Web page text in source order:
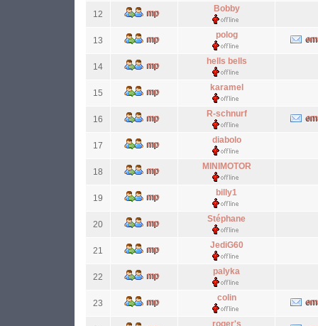
12
Bobby
13
polog
14
hells bells
15
karamel
16
R-schnurf
17
diabolo
18
MINIMOTOR
19
billy1
20
Stéphane
21
JediG60
22
palyka
23
colin
roger's